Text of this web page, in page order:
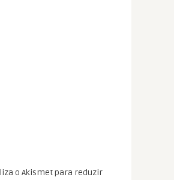
o Akismet para reduzir